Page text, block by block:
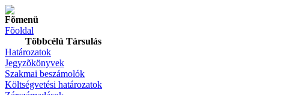
Fõmenü
Fõoldal
Többcélú Társulás
Határozatok
Jegyzõkönyvek
Szakmai beszámolók
Költségvetési határozatok